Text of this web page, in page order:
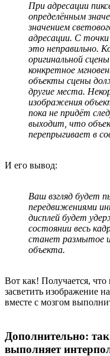
При адресации
определённым
значением
адресации. С точки
это неправильно.
оригинальной
конкретное
объекты сцены
другие места.
изображения
пока не придёт
выходит, что
перепрыгивает в
И его вывод:
Ваш взгляд будет
передвижениями
дисплей будет
состоянии весь
станет размытое
объекта.
Вот как! Получается,
засветить изображение
вместе с мозгом
Дополнительно:
выполняет